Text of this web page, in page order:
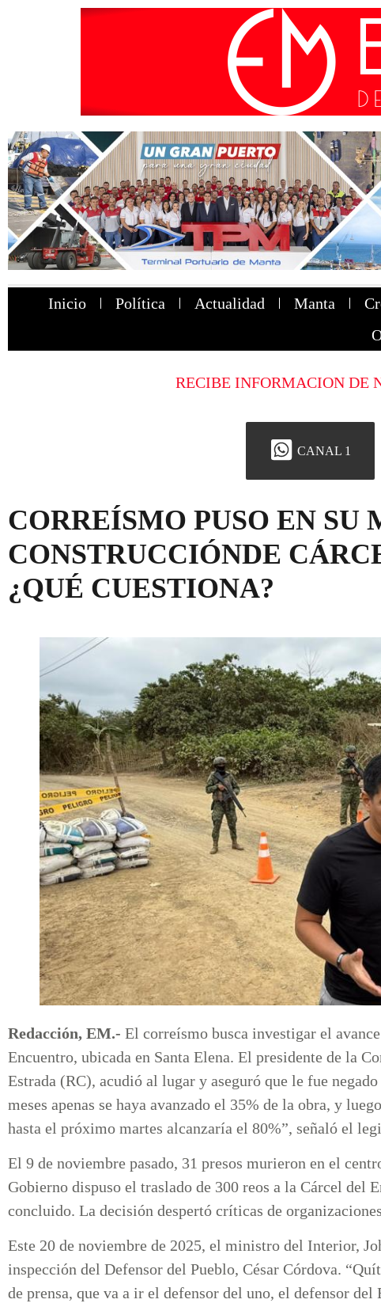
Inicio Política Actualidad Manta
RECIBE INFORMACION DE
CANAL 1
CORREÍSMO PUSO EN SU
CONSTRUCCIÓNDE
¿QUÉ CUESTIONA?
Redacción, EM.- El correísmo busca investigar el
Encuentro, ubicada en Santa Elena. El presidente de la
Estrada (RC), acudió al lugar y aseguró que le fue
meses apenas se haya avanzado el 35% de la obra, y
hasta el próximo martes alcanzaría el 80%”, señaló el
El 9 de noviembre pasado, 31 presos murieron en el
Gobierno dispuso el traslado de 300 reos a la Cárcel del
concluido. La decisión despertó críticas de
Este 20 de noviembre de 2025, el ministro del Interior,
inspección del Defensor del Pueblo, César Córdova.
de prensa, que va a ir el defensor del uno, el defensor